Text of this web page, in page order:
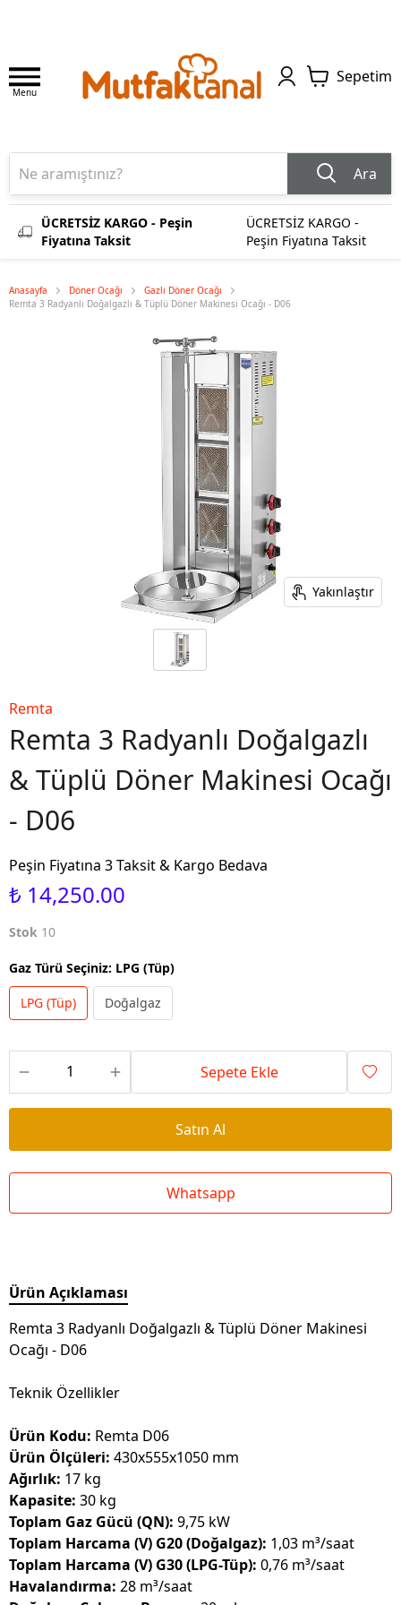
Menu
Sepetim
Ara
ÜCRETSİZ KARGO - Peşin
Fiyatına Taksit
ÜCRETSİZ KARGO -
Peşin Fiyatına Taksit
Anasayfa Döner Ocağı
Gazlı Döner Ocağı
Remta 3 Radyanlı Doğalgazlı & Tüplü Döner Makinesi Ocağı - D06
Yakınlaştır
Remta
Remta 3 Radyanlı Doğalgazlı
& Tüplü Döner Makinesi Ocağı
- D06
Peşin Fiyatına 3 Taksit & Kargo Bedava
₺ 14,250.00
Stok 10
Gaz Türü Seçiniz: LPG (Tüp)
LPG (Tüp) Doğalgaz
Sepete Ekle
Satın Al
Whatsapp
Ürün Açıklaması
Remta 3 Radyanlı Doğalgazlı & Tüplü Döner Makinesi
Ocağı - D06
Teknik Özellikler
Ürün Kodu: Remta D06
Ürün Ölçüleri: 430x555x1050 mm
Ağırlık: 17 kg
Kapasite: 30 kg
Toplam Gaz Gücü (QN): 9,75 kW
Toplam Harcama (V) G20 (Doğalgaz): 1,03 m³/saat
Toplam Harcama (V) G30 (LPG-Tüp): 0,76 m³/saat
Havalandırma: 28 m³/saat